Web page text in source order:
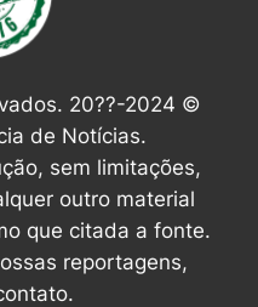
20??-2024 ©
de Notícias.
sem limitações,
outro material
que citada a fonte.
reportagens,